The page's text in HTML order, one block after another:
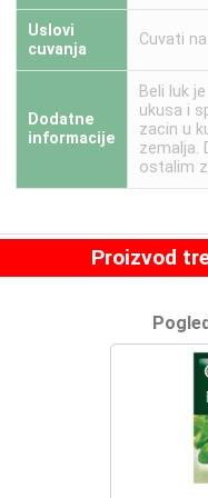
Uslovi
cuvanja
Cuvati
Dodatne
informacije
Beli luk
ukusa i
zacin u
zemalja.
ostalim
Proizvod